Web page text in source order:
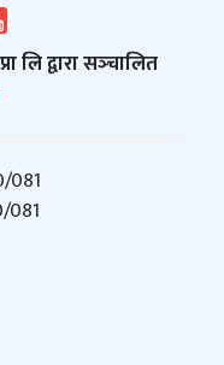
लि द्वारा सञ्‍चालित
081